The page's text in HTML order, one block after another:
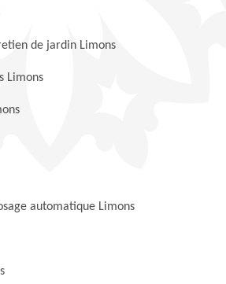
de jardin Limons
Limons
automatique Limons